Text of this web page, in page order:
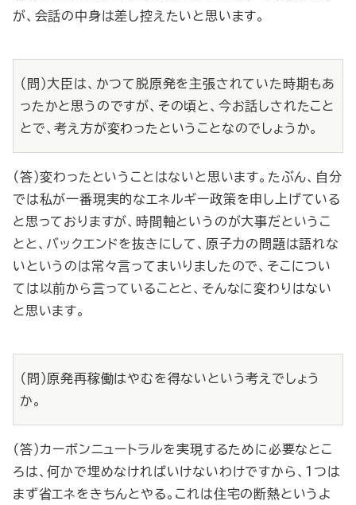
が、会話の中身は差し控えたいと思います。
（問）大臣は、かつて脱原発を主張されていた時期もあ
ったかと思うのですが、その頃と、今お話しされたこと
とで、考え方が変わったということなのでしょうか。
（答）変わったということはないと思います。たぶん、自分
では私が一番現実的なエネルギー政策を申し上げている
と思っておりますが、時間軸というのが大事だというこ
とと、バックエンドを抜きにして、原子力の問題は語れな
いというのは常々言ってまいりましたので、そこについ
ては以前から言っていることと、そんなに変わりはない
と思います。
（問）原発再稼働はやむを得ないという考えでしょう
か。
（答）カーボンニュートラルを実現するために必要なとこ
ろは、何かで埋めなければいけないわけですから、１つは
まず省エネをきちんとやる。これは住宅の断熱というよ